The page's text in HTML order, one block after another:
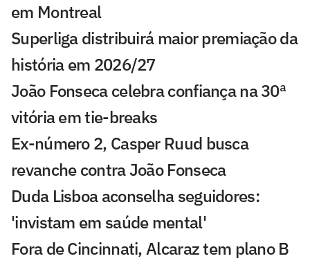
em Montreal
Superliga distribuirá maior premiação da
história em 2026/27
João Fonseca celebra confiança na 30ª
vitória em tie-breaks
Ex-número 2, Casper Ruud busca
revanche contra João Fonseca
Duda Lisboa aconselha seguidores:
'invistam em saúde mental'
Fora de Cincinnati, Alcaraz tem plano B